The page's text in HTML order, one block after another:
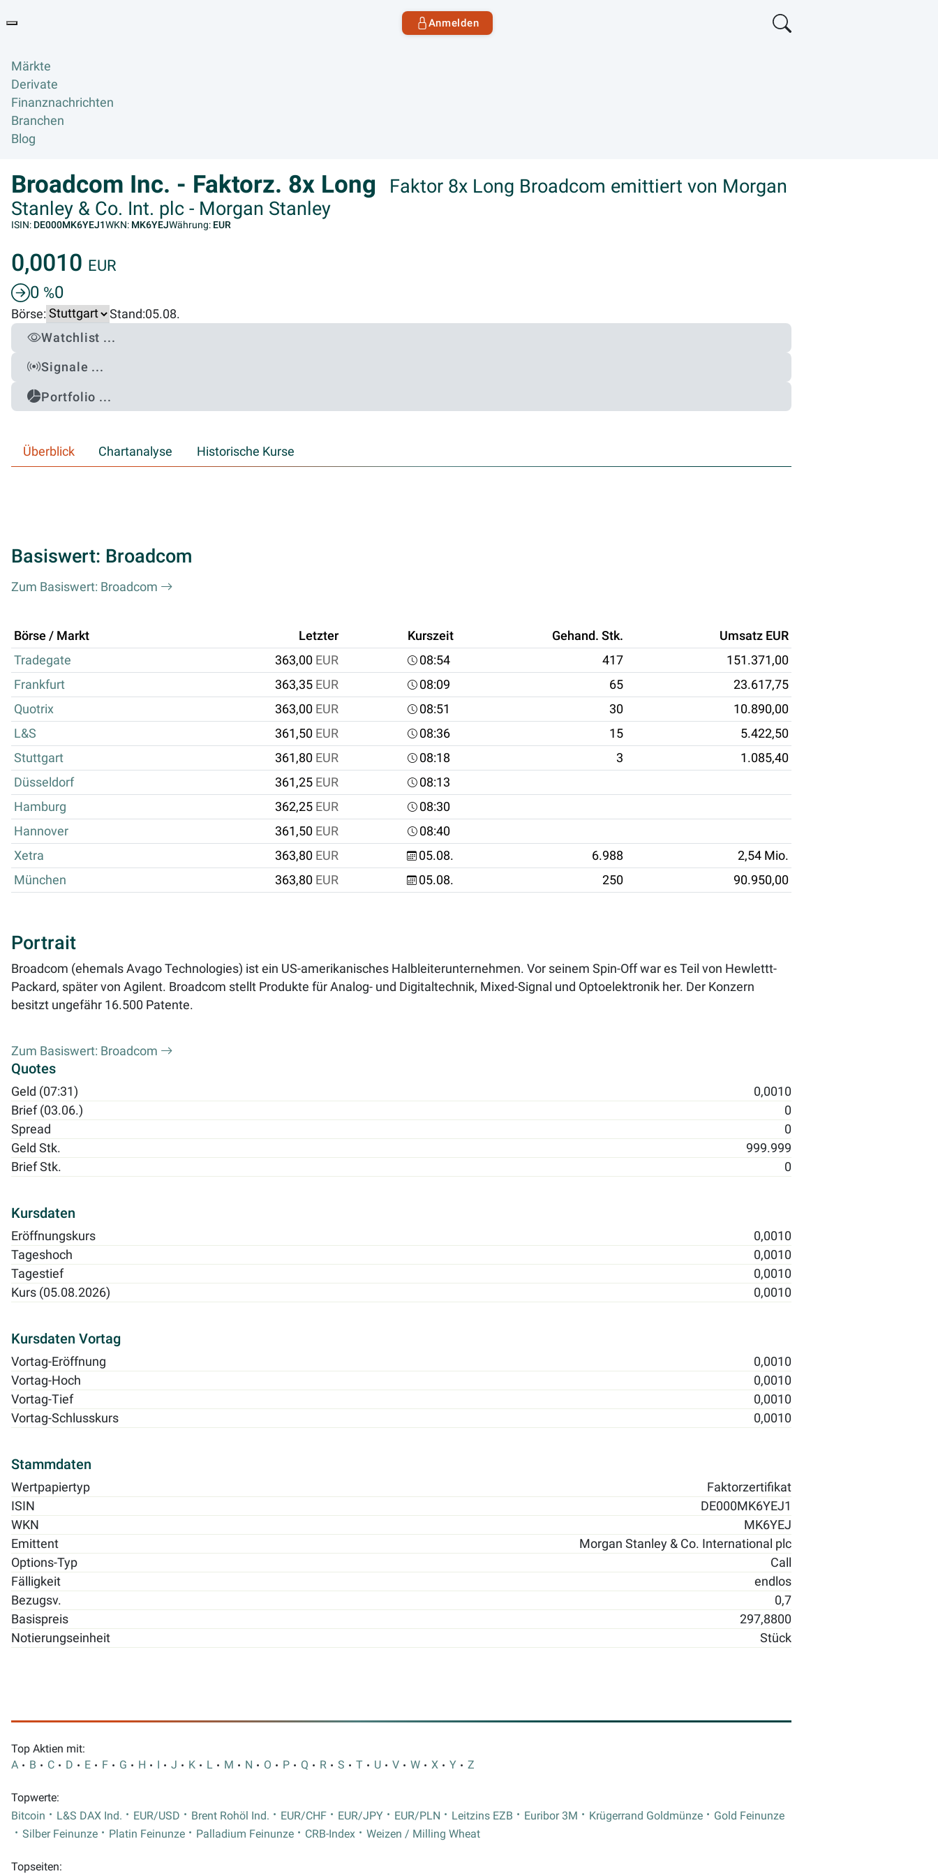
Anmelden
Märkte
Derivate
Finanznachrichten
Branchen
Blog
Broadcom Inc. - Faktorz. 8x Long
Faktor 8x Long Broadcom emittiert von Morgan
Stanley & Co. Int. plc - Morgan Stanley
ISIN: DE000MK6YEJ1WKN: MK6YEJWährung: EUR
0,0010 EUR
0 %0
Börse: Stand:05.08.
Watchlist ...
Signale ...
Portfolio ...
Überblick Chartanalyse Historische Kurse
Basiswert: Broadcom
Zum Basiswert: Broadcom
Börse / Markt Letzter Kurszeit Gehand. Stk.
Umsatz EUR
Tradegate
363,00 EUR 08:54 417
151.371,00
Frankfurt
363,35 EUR 08:09 65
23.617,75
Quotrix
363,00 EUR 08:51 30
10.890,00
L&S
361,50 EUR 08:36 15
5.422,50
Stuttgart
361,80 EUR 08:18 3
1.085,40
Düsseldorf
361,25 EUR
08:13
Hamburg
362,25 EUR
08:30
Hannover
361,50 EUR
08:40
Xetra
363,80 EUR 05.08. 6.988
2,54 Mio.
München
363,80 EUR 05.08. 250 90.950,00
Portrait
Broadcom (ehemals Avago Technologies) ist ein US-amerikanisches Halbleiterunternehmen. Vor seinem Spin-Off war es Teil von Hewlettt-
Packard, später von Agilent. Broadcom stellt Produkte für Analog- und Digitaltechnik, Mixed-Signal und Optoelektronik her. Der Konzern
besitzt ungefähr 16.500 Patente.
Zum Basiswert: Broadcom
Quotes
Geld (07:31)
0,0010
Brief (03.06.)
0
Spread
0
Geld Stk.
999.999
Brief Stk.
0
Kursdaten
Eröffnungskurs
0,0010
Tageshoch
0,0010
Tagestief
0,0010
Kurs (05.08.2026)
0,0010
Kursdaten Vortag
Vortag-Eröffnung
0,0010
Vortag-Hoch
0,0010
Vortag-Tief
0,0010
Vortag-Schlusskurs
0,0010
Stammdaten
Wertpapiertyp
Faktorzertifikat
ISIN
DE000MK6YEJ1
WKN
MK6YEJ
Emittent
Morgan Stanley & Co. International plc
Options-Typ
Call
Fälligkeit
endlos
Bezugsv.
0,7
Basispreis
297,8800
Notierungseinheit
Stück
Top Aktien mit:
A
B C D E F G H I J K L M N O P Q R S T U V W X Y Z
Topwerte:
Bitcoin
L&S DAX Ind. EUR/USD Brent Rohöl Ind. EUR/CHF EUR/JPY EUR/PLN Leitzins EZB Euribor 3M Krügerrand Goldmünze
Gold Feinunze
Silber Feinunze
Platin Feinunze Palladium Feinunze CRB-Index Weizen / Milling Wheat
Topseiten: